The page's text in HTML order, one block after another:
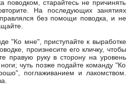
старайтесь не причинять
На последующих занятиях
без помощи поводка, и не
"Ко мне", приступайте к выработке
произнесите его кличку, чтобы
правую руку в сторону на уровень
чуть позже подайте команду "Ко
поглаживанием и лакомством.